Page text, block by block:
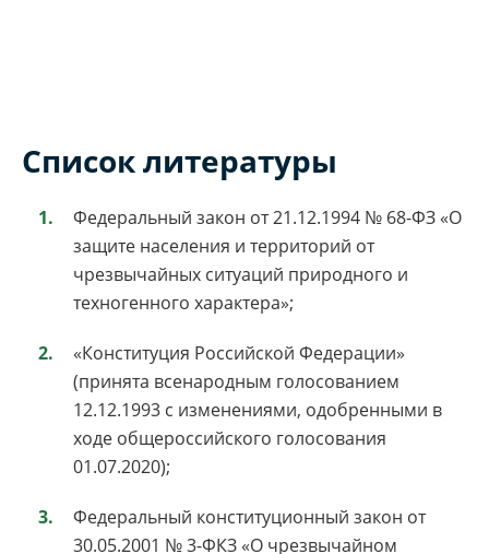
Список литературы
Федеральный закон от 21.12.1994 № 68-ФЗ «О
защите населения и территорий от
чрезвычайных ситуаций природного и
техногенного характера»;
«Конституция Российской Федерации»
(принята всенародным голосованием
12.12.1993 с изменениями, одобренными в
ходе общероссийского голосования
01.07.2020);
Федеральный конституционный закон от
30.05.2001 № 3-ФКЗ «О чрезвычайном